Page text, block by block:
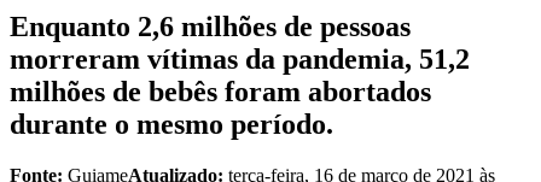
Enquanto 2,6 milhões de pessoas
morreram vítimas da pandemia, 51,2
milhões de bebês foram abortados
durante o mesmo período.
Fonte: GuiameAtualizado: terça-feira, 16 de março de 2021 às